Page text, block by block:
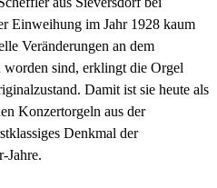
Einweihung im Jahr 1928 kaum
Veränderungen an dem
worden sind, erklingt die Orgel
Damit ist sie heute als
Konzertorgeln aus der
Denkmal der
Jahre.